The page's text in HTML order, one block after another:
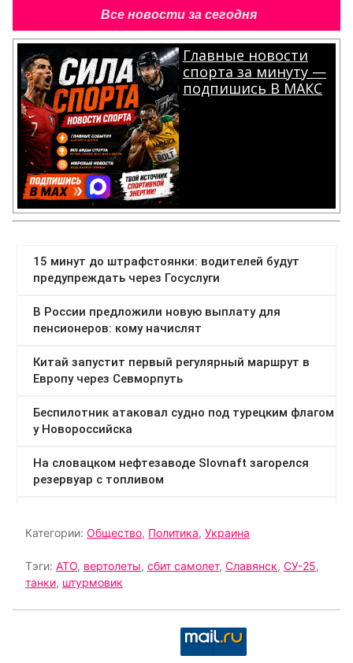
Все новости за сегодня
Главные новости
спорта за минуту —
подпишись В МАКС
.
Категории: Общество, Политика, Украина
Тэги: АТО, вертолеты, сбит самолет, Славянск, СУ-25,
танки, штурмовик